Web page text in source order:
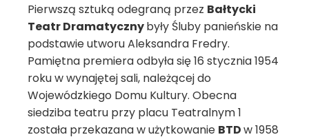
Pierwszą sztuką odegraną przez Bałtycki
Teatr Dramatycznybyły Śluby panieńskie na
podstawie utworu Aleksandra Fredry.
Pamiętna premiera odbyła się 16 stycznia 1954
roku w wynajętej sali, należącej do
Wojewódzkiego Domu Kultury. Obecna
siedziba teatru przy placu Teatralnym 1
została przekazana w użytkowanie BTDw 1958